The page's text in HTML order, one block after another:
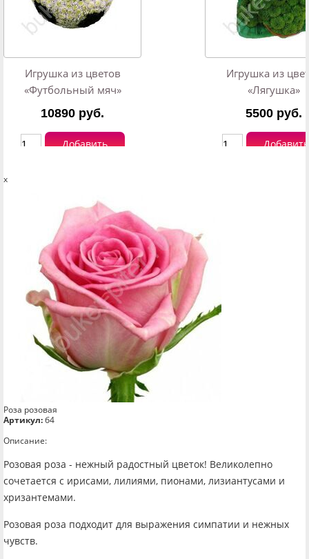
Игрушка из цветов
«Футбольный мяч»
Добавить
10890 руб.
Игрушка из
«Лягушка»
Добавить
5500 руб.
x
Роза розовая
Артикул:б4
Описание:
Розовая роза - нежный радостный цветок! Великолепно
сочетается с ирисами, лилиями, пионами, лизиантусами и
хризантемами.
Розовая роза подходит для выражения симпатии и нежных
чувств.